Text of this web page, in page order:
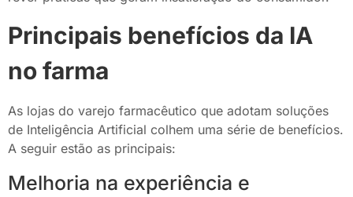
Principais benefícios da IA
no farma
As lojas do varejo farmacêutico que adotam soluções
de Inteligência Artificial colhem uma série de benefícios.
A seguir estão as principais:
Melhoria na experiência e